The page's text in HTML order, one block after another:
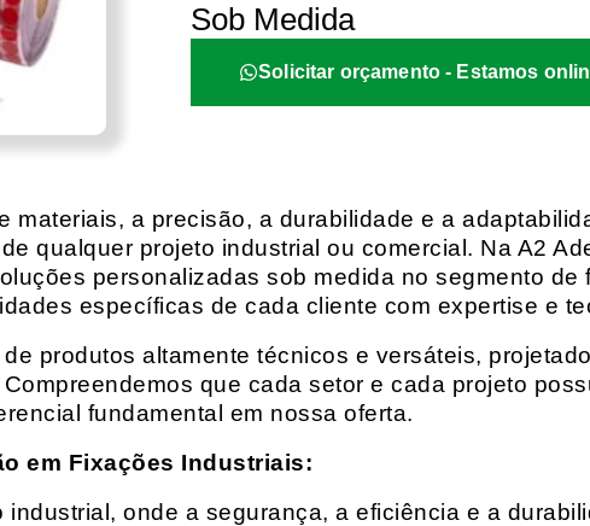
Sob Medida
Solicitar orçamento - Estamos
materiais, a precisão, a durabilidade e a
qualquer projeto industrial ou comercial. Na A2
personalizadas sob medida no segmento de
específicas de cada cliente com expertise e
produtos altamente técnicos e versáteis,
que cada setor e cada projeto
fundamental em nossa oferta.
em Fixações Industriais:
onde a segurança, a eficiência e a